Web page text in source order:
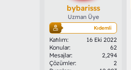
bybarisss
Uzman Üye
Kıdemli
Katılım
16 Eki 2022
Konular
62
Mesajlar
2,294
Çözümler
2